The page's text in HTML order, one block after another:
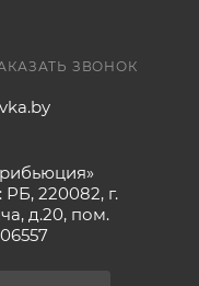
ЗВОНОК
220082, г.
д.20, пом.